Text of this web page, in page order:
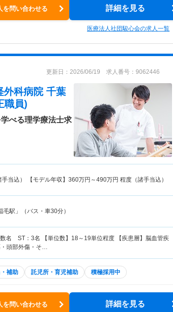
を問い合わせる 詳細を見る
医療法人社団駿心会の求人一覧
更新日：2026/06/19 求人番号：9062446
外科病院 千葉
職員)
べる理学療法士求
当込） 【モデル年収】 360万円～490万円 程度（諸手当込）
毛駅」（バス・車30分）
名 ST：3名 【単位数】18～19単位程度 【疾患層】脳血管疾
頭部外傷・そ…
補助 託児所・育児補助 積極採用中
を問い合わせる 詳細を見る